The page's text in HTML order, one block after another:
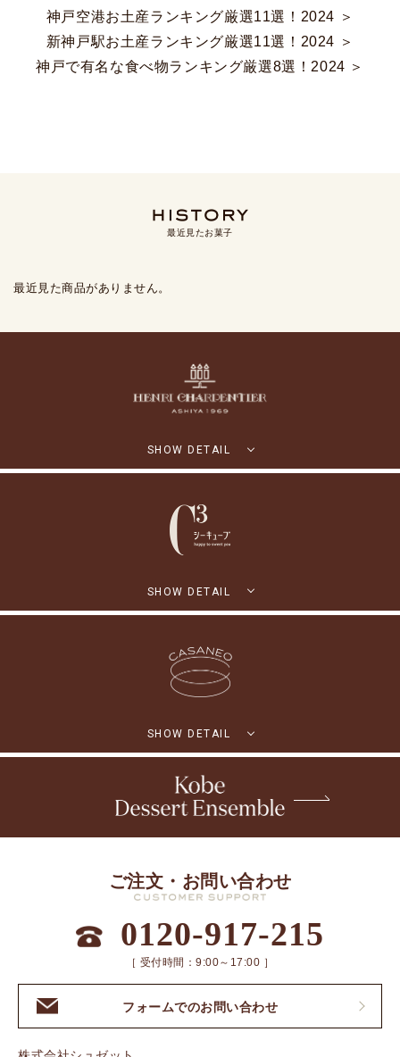
神戸空港お土産ランキング厳選11選！2024 ＞
新神戸駅お土産ランキング厳選11選！2024 ＞
神戸で有名な食べ物ランキング厳選8選！2024 ＞
最近見たお菓子
最近見た商品がありません。
SHOW DETAIL
SHOW DETAIL
SHOW DETAIL
ご注文・お問い合わせ
0120-917-215
［ 受付時間：9:00～17:00 ］
フォームでのお問い合わせ